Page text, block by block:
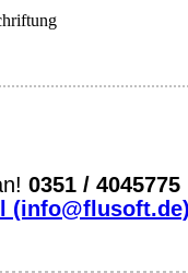
0351 / 4045775